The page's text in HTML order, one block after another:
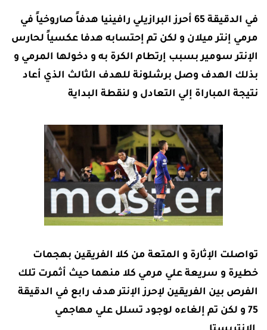
في الدقيقة 65 أحرز البرازيلي رافينيا هدفاً صاروخياً في
مرمي إنتر ميلان و لكن تم إحتسابه هدفا عكسياً لحارس
الإنتر سومير بسبب إرتطام الكرة به و دخولها المرمي و
بذلك الهدف وصل برشلونة للهدف الثالث الذي أعاد
نتيجة المباراة إلي التعادل و لنقطة البداية
تواصلت الإثارة و المتعة من كلا الفريقين بهجمات
خطيرة و سريعة علي مرمي كلا منهما حيث أثمرت تلك
الفرص بين الفريقين لإحرز الإنتر هدف رابع في الدقيقة
75 و لكن تم إلغاءه لوجود تسلل علي مهاجمي